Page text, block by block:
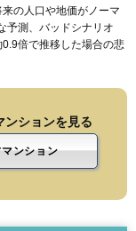
の人口や地価がノーマ
予測、バッドシナリオ
倍で推移した場合の悲
ンションを見る
ンション